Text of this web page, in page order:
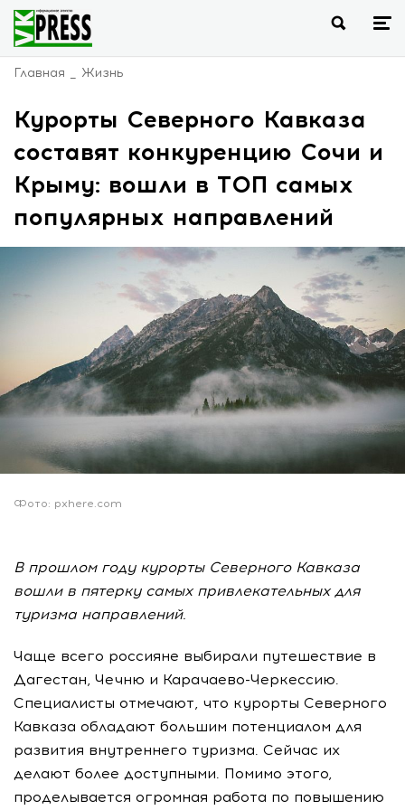
Главная Жизнь
Курорты Северного Кавказа
составят конкуренцию Сочи и
Крыму: вошли в ТОП самых
популярных направлений
Фото: pxhere.com
В прошлом году курорты Северного Кавказа
вошли в пятерку самых привлекательных для
туризма направлений.
Чаще всего россияне выбирали путешествие в
Дагестан, Чечню и Карачаево-Черкессию.
Специалисты отмечают, что курорты Северного
Кавказа обладают большим потенциалом для
развития внутреннего туризма. Сейчас их
делают более доступными. Помимо этого,
проделывается огромная работа по повышению